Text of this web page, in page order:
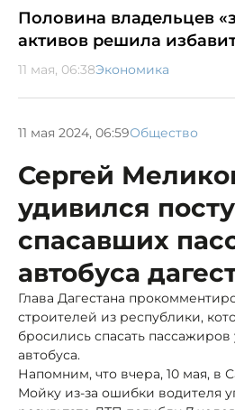
Половина владельцев
активов решила
11 мая, 06:38Экономика
11 мая 2024, 06:59Общество
Сергей
удивился
спасавших
автобуса
Глава Дагестана
строителей из республики,
бросились спасать
автобуса.
Напомним, что вчера, 10 мая, в
Мойку из-за ошибки водителя